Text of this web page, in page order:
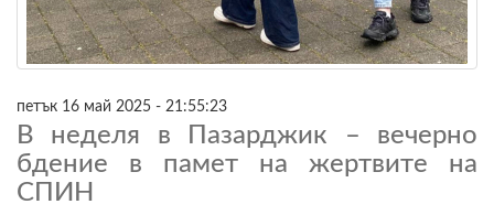
петък 16 май 2025 - 21:55:23
В неделя в Пазарджик – вечерно
бдение в памет на жертвите на
СПИН